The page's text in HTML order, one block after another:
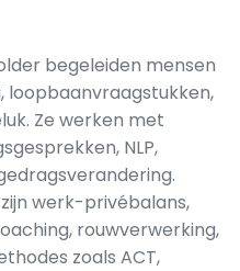
begeleiden mensen
loopbaanvraagstukken,
Ze werken met
NLP,
werk-privébalans,
rouwverwerking,
zoals ACT,